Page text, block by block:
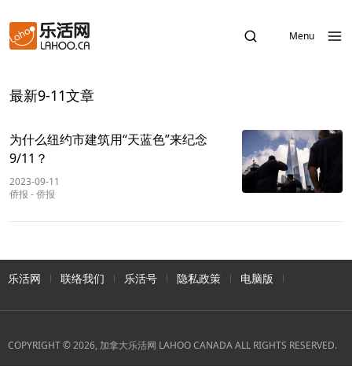
Menu
最新9-11文章
为什么纽约市建筑用“天蓝色”来纪念
9/11？
2023-09-11
侨报 -侨报
乐活网 联络我们 乐活号 隐私政策 电脑版
COPYRIGHT © 2026, 加拿大乐活网 LAHOO CANADA ALL RIGHTS RESERVED.